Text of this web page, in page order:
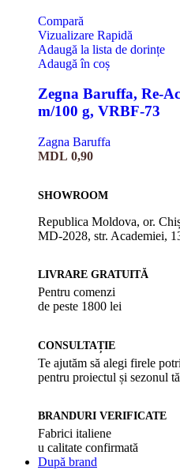
Compară
Vizualizare Rapidă
Adaugă la lista de dorințe
Adaugă în coș
Zegna Baruffa, Re-
m/100 g, VRBF-73
Zagna Baruffa
MDL 0,90
SHOWROOM
Republica Moldova, or.
MD-2028, str. Academiei,
LIVRARE GRATUITĂ
Pentru comenzi
de peste 1800 lei
CONSULTAȚIE
Te ajutăm să alegi firele
pentru proiectul și sezonul
BRANDURI VERIFICATE
Fabrici italiene
u calitate confirmată
După brand